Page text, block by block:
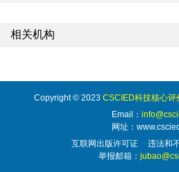
相关机构
Copyright © 2023 CSCIED科技核心评
Email：
网址：
互联网出版许可证
违法和
举报邮箱：